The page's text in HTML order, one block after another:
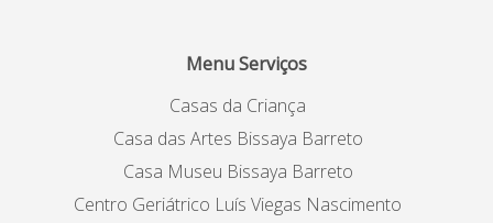
Menu Serviços
Casas da Criança
Casa das Artes Bissaya Barreto
Casa Museu Bissaya Barreto
Centro Geriátrico Luís Viegas Nascimento